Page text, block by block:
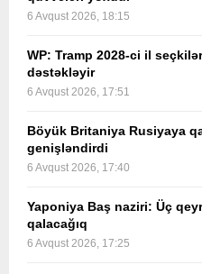
6 Avqust 2026, 18:15
WP: Tramp 2028-ci il
dəstəkləyir
6 Avqust 2026, 17:51
Böyük Britaniya Rusiyaya
genişləndirdi
6 Avqust 2026, 17:40
Yaponiya Baş naziri: Üç
qalacağıq
6 Avqust 2026, 17:25